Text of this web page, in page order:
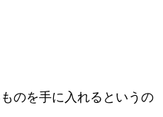
のを手に入れるというの